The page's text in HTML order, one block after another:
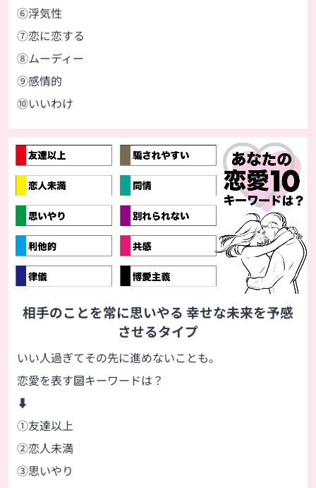
⑥浮気性
⑦恋に恋する
⑧ムーディー
⑨感情的
⑩いいわけ
相手のことを常に思いやる 幸せな未来を予感
させるタイプ
いい人過ぎてその先に進めないことも。
恋愛を表す🔟キーワードは？
⬇
①友達以上
②恋人未満
③思いやり